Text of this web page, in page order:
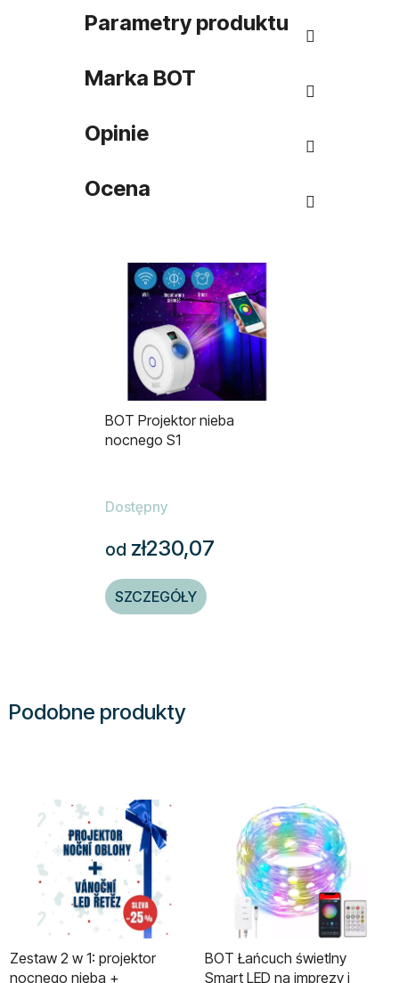
Parametry produktu
Marka BOT
Opinie
Ocena
BOT Projektor nieba
nocnego S1
Dostępny
od zł230,07
SZCZEGÓŁY
Podobne produkty
Zestaw 2 w 1: projektor
nocnego nieba +
BOT Łańcuch świetlny
Smart LED na imprezy i